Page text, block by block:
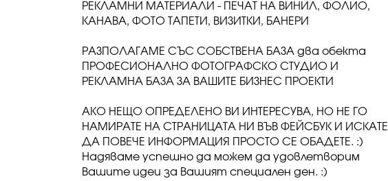
РЕКЛАМНИ МАТЕРИАЛИ - ПЕЧАТ НА ВИНИЛ, ФОЛИО,
КАНАВА, ФОТО ТАПЕТИ, ВИЗИТКИ, БАНЕРИ
РАЗПОЛАГАМЕ СЪС СОБСТВЕНА БАЗА два обекта
ПРОФЕСИОНАЛНО ФОТОГРАФСКО СТУДИО И
РЕКЛАМНА БАЗА ЗА ВАШИТЕ БИЗНЕС ПРОЕКТИ
АКО НЕЩО ОПРЕДЕЛЕНО ВИ ИНТЕРЕСУВА, НО НЕ ГО
НАМИРАТЕ НА СТРАНИЦАТА НИ ВЪВ ФЕЙСБУК И ИСКАТЕ
ДА ПОВЕЧЕ ИНФОРМАЦИЯ ПРОСТО СЕ ОБАДЕТЕ. :)
Надяваме успешно да можем да удовлетворим
Вашите идеи за Вашият специален ден. :)